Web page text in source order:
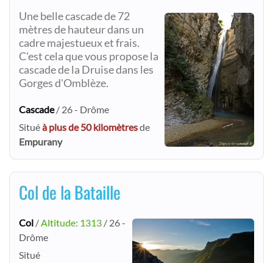
Une belle cascade de 72
mètres de hauteur dans un
cadre majestueux et frais.
C'est cela que vous propose la
cascade de la Druise dans les
Gorges d'Omblèze.
Cascade/ 26 - Drôme
Situéà plus de 50 kilomètresde
Empurany
Col de la Bataille
Col / Altitude: 1313 / 26 -
Drôme
Situé